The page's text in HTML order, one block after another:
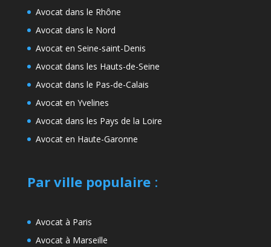
Avocat dans le Rhône
Avocat dans le Nord
Avocat en Seine-saint-Denis
Avocat dans les Hauts-de-Seine
Avocat dans le Pas-de-Calais
Avocat en Yvelines
Avocat dans les Pays de la Loire
Avocat en Haute-Garonne
Par ville populaire:
Avocat à Paris
Avocat à Marseille